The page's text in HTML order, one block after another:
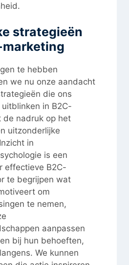
strategieën
te hebben
we nu onze aandacht
die ons
in B2C-
de nadruk op het
uitzonderlijke
in
is een
effectieve B2C-
te begrijpen wat
om
te nemen,
aanpassen
bij hun behoeften,
We kunnen